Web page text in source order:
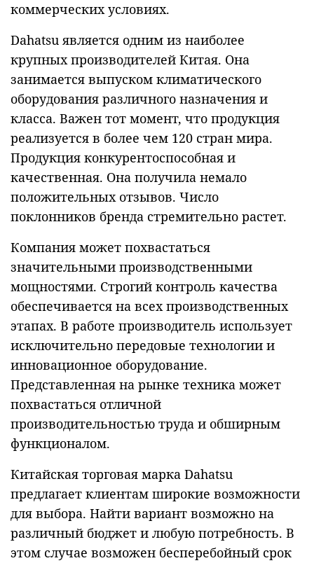
коммерческих условиях.
Dahatsu является одним из наиболее
крупных производителей Китая. Она
занимается выпуском климатического
оборудования различного назначения и
класса. Важен тот момент, что продукция
реализуется в более чем 120 стран мира.
Продукция конкурентоспособная и
качественная. Она получила немало
положительных отзывов. Число
поклонников бренда стремительно растет.
Компания может похвастаться
значительными производственными
мощностями. Строгий контроль качества
обеспечивается на всех производственных
этапах. В работе производитель использует
исключительно передовые технологии и
инновационное оборудование.
Представленная на рынке техника может
похвастаться отличной
производительностью труда и обширным
функционалом.
Китайская торговая марка Dahatsu
предлагает клиентам широкие возможности
для выбора. Найти вариант возможно на
различный бюджет и любую потребность. В
этом случае возможен бесперебойный срок